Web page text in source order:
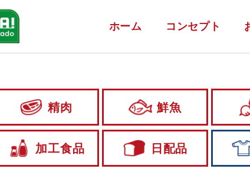
ホーム コンセプト
精肉 鮮魚
加工食品 日配品